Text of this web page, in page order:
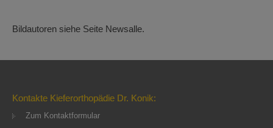
Bildautoren siehe Seite Newsalle.
Kontakte Kieferorthopädie Dr. Konik:
Zum Kontaktformular